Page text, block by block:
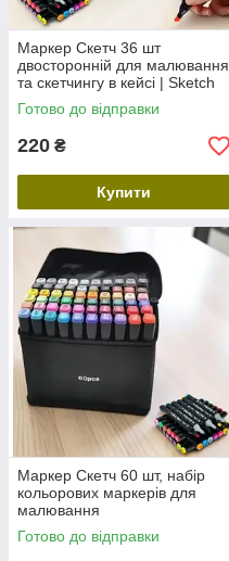
Маркер Скетч 36 шт
двосторонній для малювання
та скетчингу в кейсі | Sketch
Marker 36 кольорів
Готово до відправки
220 ₴
Купити
Маркер Скетч 60 шт, набір
кольорових маркерів для
малювання
Готово до відправки